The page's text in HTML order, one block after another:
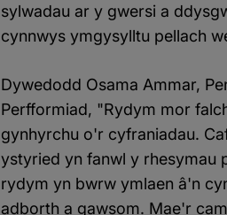
sylwadau ar y gwersi a
cynnwys ymgysylltu pellach
Dywedodd Osama Ammar,
Perfformiad, "Rydym mor
gynhyrchu o'r cyfraniadau.
ystyried yn fanwl y rhesymau
rydym yn bwrw ymlaen â'n
adborth a gawsom. Mae'r